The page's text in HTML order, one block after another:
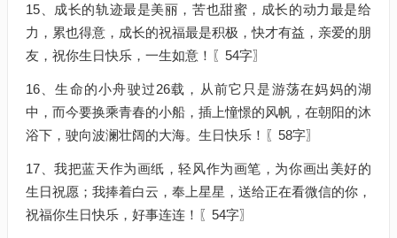
15、成长的轨迹最是美丽，苦也甜蜜，成长的动力最是给
力，累也得意，成长的祝福最是积极，快才有益，亲爱的朋
友，祝你生日快乐，一生如意！〖54字〗
16、生命的小舟驶过26载，从前它只是游荡在妈妈的湖
中，而今要换乘青春的小船，插上憧憬的风帆，在朝阳的沐
浴下，驶向波澜壮阔的大海。生日快乐！〖58字〗
17、我把蓝天作为画纸，轻风作为画笔，为你画出美好的
生日祝愿；我捧着白云，奉上星星，送给正在看微信的你，
祝福你生日快乐，好事连连！〖54字〗